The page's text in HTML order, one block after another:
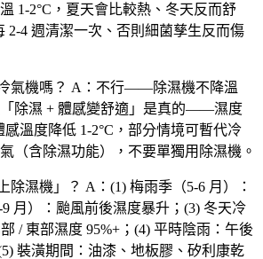
1-2°C，夏天會比較熱、冬天反而舒
2-4 週清潔一次、否則細菌孳生反而傷
氣機嗎？ A： 不行——除濕機不降溫
除濕 + 體感變舒適 」是真的——濕度
感溫度降低 1-2°C，部分情境可暫代冷
氣（含除濕功能），不要單獨用除濕機。
除濕機 」？ A：(1) 梅雨季（5-6 月）
：
月） ：颱風前後濕度暴升；(3) 冬天冷
部 / 東部濕度 95%+；(4) 平時陰雨 ：午後
裝潢期間 ：油漆、地板膠、矽利康乾